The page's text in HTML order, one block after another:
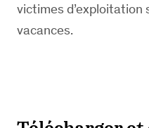
victimes d’exploitation
vacances.